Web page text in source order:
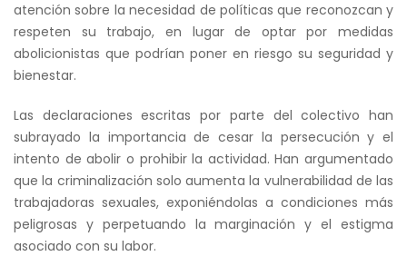
atención sobre la necesidad de políticas que reconozcan y
respeten su trabajo, en lugar de optar por medidas
abolicionistas que podrían poner en riesgo su seguridad y
bienestar.
Las declaraciones escritas por parte del colectivo han
subrayado la importancia de cesar la persecución y el
intento de abolir o prohibir la actividad. Han argumentado
que la criminalización solo aumenta la vulnerabilidad de las
trabajadoras sexuales, exponiéndolas a condiciones más
peligrosas y perpetuando la marginación y el estigma
asociado con su labor.